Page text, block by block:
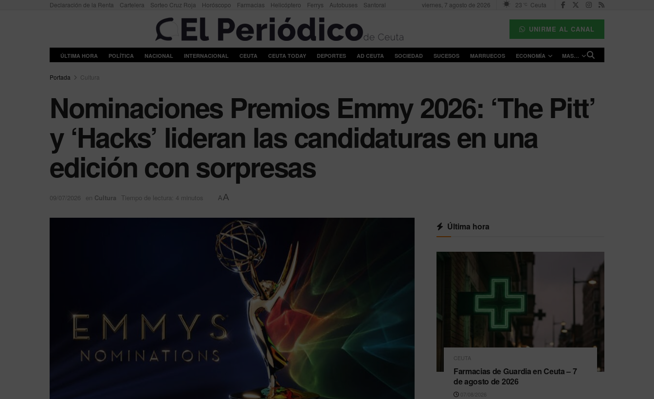
Declaración de la Renta Cartelera Sorteo Cruz Roja Horóscopo Farmacias Helicóptero Ferrys Autobuses Santoral viernes, 7 agosto de 2026 23 °C Ceuta
UNIRME AL CANAL
ÚLTIMA HORA POLÍTICA NACIONAL INTERNACIONAL CEUTA CEUTA TODAY DEPORTES AD CEUTA SOCIEDAD SUCESOS MARRUECOS ECONOMÍA MAS…
Portada Cultura
Nominaciones Premios Emmy 2026: ‘The Pitt’
y ‘Hacks’ lideran las candidaturas en una
edición con sorpresas
09/07/2026 en Cultura Tiempo de lectura: 4 minutos AA
Última hora
CEUTA
Farmacias de Guardia en Ceuta – 7
de agosto de 2026
07/08/2026